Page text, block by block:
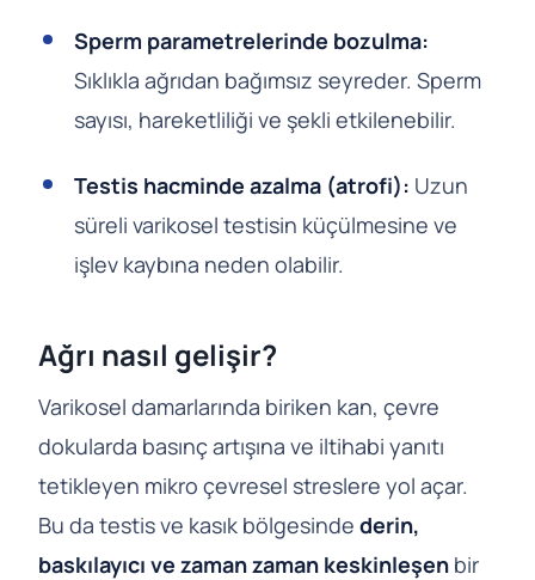
Sperm parametrelerinde bozulma:
Sıklıkla ağrıdan bağımsız seyreder. Sperm
sayısı, hareketliliği ve şekli etkilenebilir.
Testis hacminde azalma (atrofi): Uzun
süreli varikosel testisin küçülmesine ve
işlev kaybına neden olabilir.
Ağrı nasıl gelişir?
Varikosel damarlarında biriken kan, çevre
dokularda basınç artışına ve iltihabi yanıtı
tetikleyen mikro çevresel streslere yol açar.
Bu da testis ve kasık bölgesinde derin,
baskılayıcı ve zaman zaman keskinleşen bir